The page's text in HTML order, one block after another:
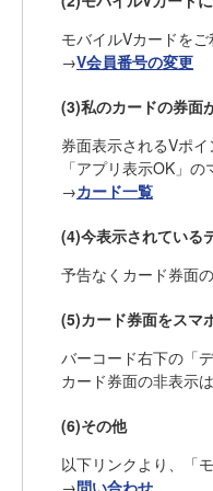
モバイルVカードを
→V会員番号の変更
(3)私のカードの券面
券面表示されるVポ
「アプリ表示OK」
→カード一覧
(4)今表示されている
予告なくカード券面
(5)カード券面をスマ
バーコード右下の「
カード券面の非表示
(6)その他
以下リンクより、「
→問い合わせ